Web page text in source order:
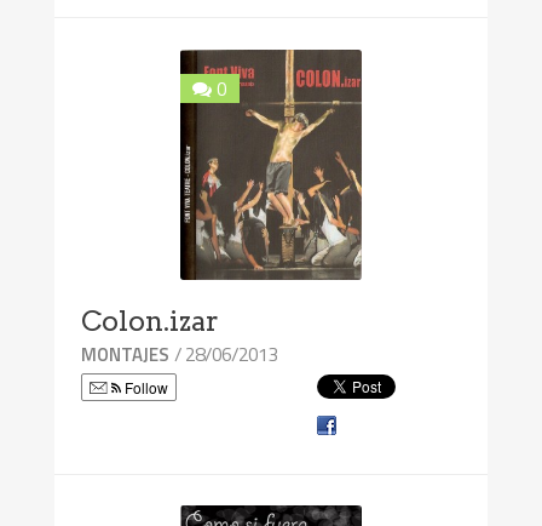
0
Colon.izar
MONTAJES / 28/06/2013
Follow